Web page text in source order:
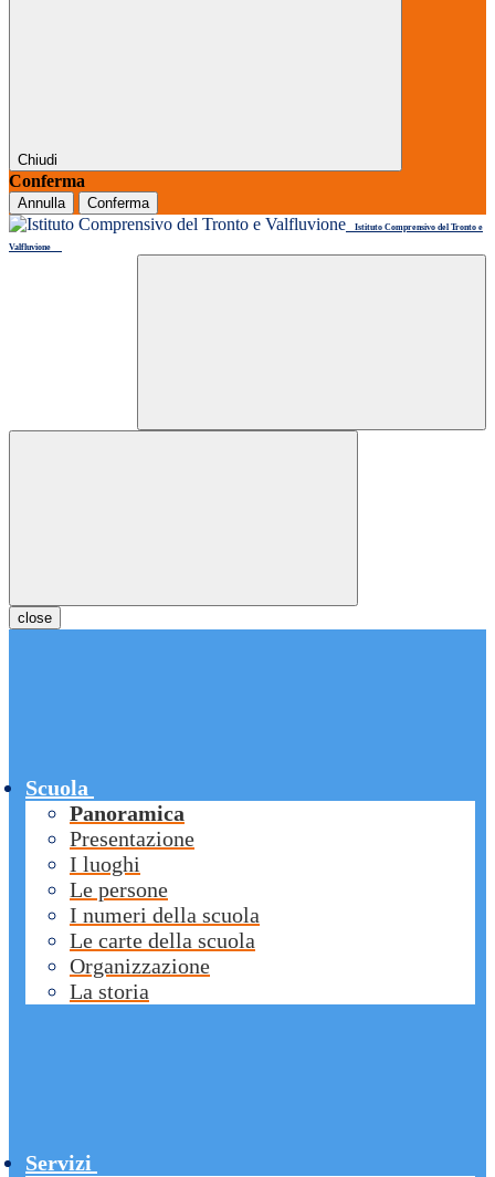
Chiudi
Conferma
Annulla Conferma
Istituto Comprensivo del Tronto e
Valfluvione
close
Scuola
Panoramica
Presentazione
I luoghi
Le persone
I numeri della scuola
Le carte della scuola
Organizzazione
La storia
Servizi